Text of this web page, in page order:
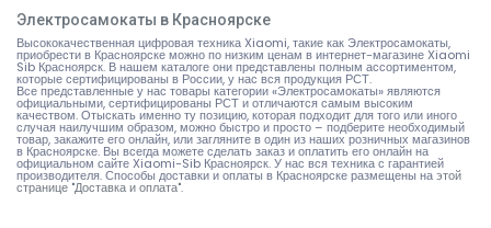
Электросамокаты в Красноярске
Высококачественная цифровая техника Xiaomi, такие как Электросамокаты,
приобрести в Красноярске можно по низким ценам в интернет-магазине Xiaomi
Sib Красноярск. В нашем каталоге они представлены полным ассортиментом,
которые сертифицированы в России, у нас вся продукция РСТ.
Все представленные у нас товары категории «Электросамокаты» являются
официальными, сертифицированы РСТ и отличаются самым высоким
качеством. Отыскать именно ту позицию, которая подходит для того или иного
случая наилучшим образом, можно быстро и просто – подберите необходимый
товар, закажите его онлайн, или загляните в один из наших розничных магазинов
в Красноярске. Вы всегда можете сделать заказ и оплатить его онлайн на
официальном сайте Xiaomi-Sib Красноярск. У нас вся техника с гарантией
производителя. Способы доставки и оплаты в Красноярске размещены наэтой
странице "Доставка и оплата".